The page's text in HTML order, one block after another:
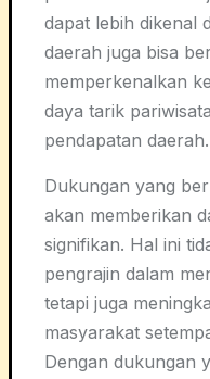
dapat lebih dikenal
daerah juga bisa
memperkenalkan
daya tarik
pendapatan daerah.
Dukungan yang
akan memberikan
signifikan. Hal ini
pengrajin dalam
tetapi juga
masyarakat
Dengan dukungan